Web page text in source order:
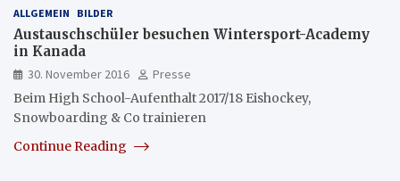
ALLGEMEIN BILDER
Austauschschüler besuchen Wintersport-Academy
in Kanada
30. November 2016
Presse
Beim High School-Aufenthalt 2017/18 Eishockey,
Snowboarding & Co trainieren
Continue Reading